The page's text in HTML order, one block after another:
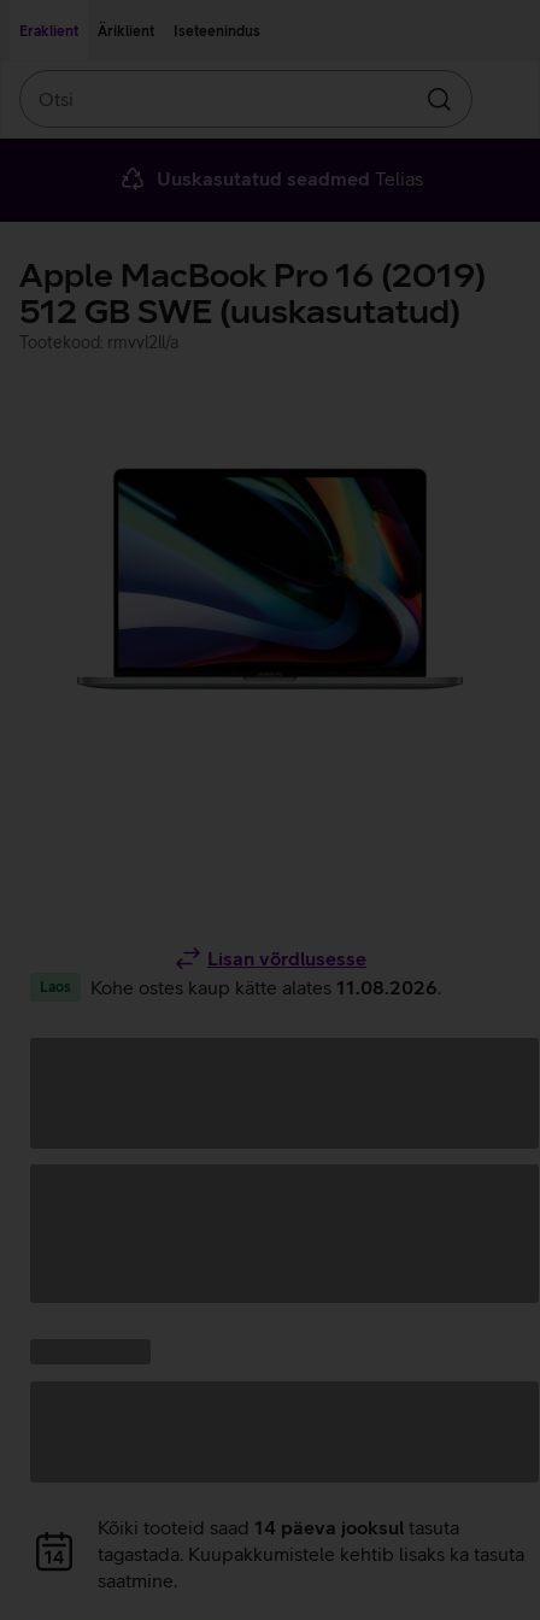
Eraklient
Äriklient Iseteenindus
Otsin
Uuskasutatud seadmed Telias
Apple MacBook Pro 16 (2019)
512 GB SWE (uuskasutatud)
Tootekood: rmvvl2ll/a
Lisan võrdlusesse
Laos Kohe ostes kaup kätte alates 11.08.2026
Andmete
laadimine
Kõiki tooteid saad 14 päeva jooksul tasuta
tagastada. Kuupakkumistele kehtib lisaks ka tasuta
saatmine.